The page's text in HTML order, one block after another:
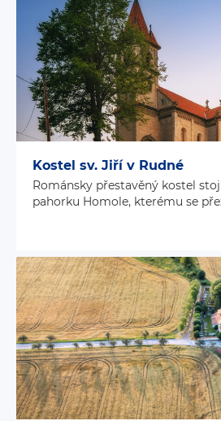
Kostel sv. Jiří v Rudné
Románsky přestavěný kostel
pahorku Homole, kterému se